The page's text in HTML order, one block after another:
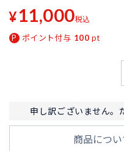
¥11,000税込
ポイント付与 100 pt
申し訳ございません。
商品につ